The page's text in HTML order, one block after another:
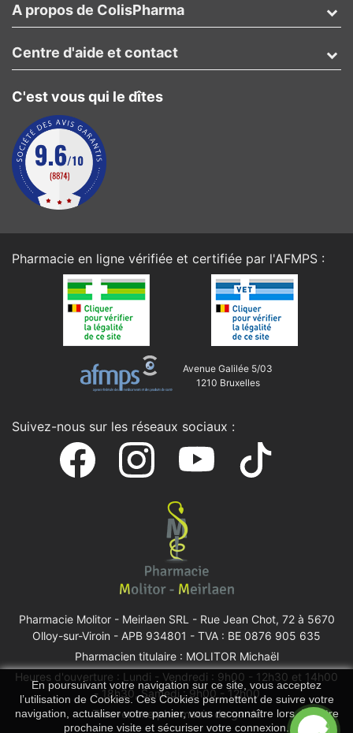
A propos de ColisPharma
En poursuivant votre navigation sur ce site, vous acceptez
l’utilisation de Cookies. Ces Cookies permettent de suivre votre
navigation, actualiser votre panier, vous reconnaître lors de votre
prochaine visite et sécuriser votre connexion.
C'est vous qui le dîtes
Centre d'aide et contact
Pharmacie en ligne vérifiée et certifiée par l'AFMPS :
Avenue Galilée 5/03
1210 Bruxelles
Suivez-nous sur les réseaux sociaux :
Pharmacie Molitor - Meirlaen SRL - Rue Jean Chot, 72 à 5670
Olloy-sur-Viroin - APB 934801 - TVA : BE 0876 905 635
Pharmacien titulaire : MOLITOR Michaël
Heures d'ouverture : Lundi - Vendredi : 9h00 - 12h30 et 14h00
- 18h30, Samedi : 9h00 - 12h00
Trouver une pharmacie de garde